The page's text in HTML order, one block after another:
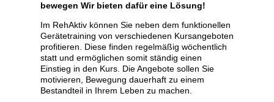
bewegen Wir bieten dafür eine Lösung!
Im RehAktiv können Sie neben dem funktionellen
Gerätetraining von verschiedenen Kursangeboten
profitieren. Diese finden regelmäßig wöchentlich
statt und ermöglichen somit ständig einen
Einstieg in den Kurs. Die Angebote sollen Sie
motivieren, Bewegung dauerhaft zu einem
Bestandteil in Ihrem Leben zu machen.